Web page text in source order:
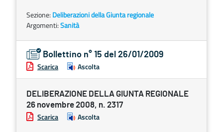
Sezione: Deliberazioni della Giunta regionale
Argomenti:Sanità
Bollettino n° 15 del 26/01/2009
Scarica Ascolta
DELIBERAZIONE DELLA GIUNTA REGIONALE
26 novembre 2008, n. 2317
Scarica Ascolta